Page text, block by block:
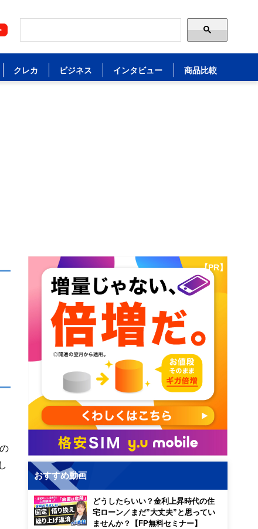
クレカ ビジネス インタビュー 商品比較
【PR】
おすすめ動画
どうしたらいい？金利上昇時代の住
宅ローン／まだ”大丈夫”と思ってい
ませんか？【FP無料セミナー】